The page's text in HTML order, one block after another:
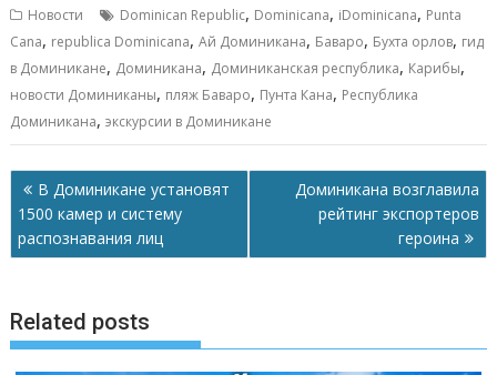
e
b
o
o
k
ai
l
at
s
A
p
p
ss
e
n
g
er
п
р
а
в
и
ь
Новости Dominican Republic, Dominicana, iDominicana, Punta
Cana, republica Dominicana,Ай Доминикана, Баваро, Бухта орлов, гид
в Доминикане, Доминикана, Доминиканская республика, Карибы,
новости Доминиканы, пляж Баваро, Пунта Кана, Республика
Доминикана,экскурсии в Доминикане
Навигация
по
записям
В Доминикане установят
1500 камер и систему
распознавания лиц
Доминикана возглавила
рейтинг экспортеров
героина
Related posts